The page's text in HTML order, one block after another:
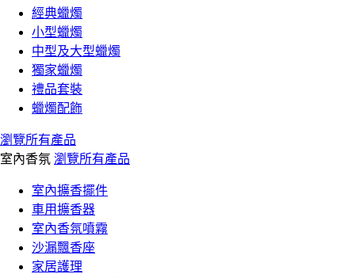
經典蠟燭
小型蠟燭
中型及大型蠟燭
獨家蠟燭
禮品套裝
蠟燭配飾
瀏覽所有產品
室內香氛 瀏覽所有產品
室內擴香擺件
車用擴香器
室內香氛噴霧
沙漏飄香座
家居護理